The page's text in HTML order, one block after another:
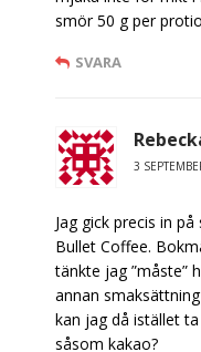
smör 50 g per
SVARA
3
Jag gick precis in
Bullet Coffee.
tänkte jag ”måste”
annan
kan jag då istället
såsom kakao?